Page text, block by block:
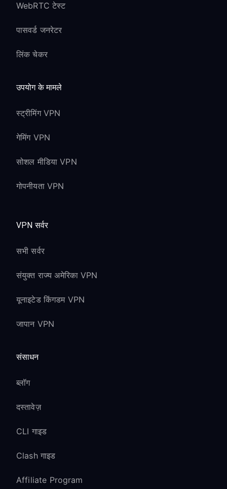
WebRTC टेस्ट
पासवर्ड जनरेटर
लिंक चेकर
उपयोग के मामले
स्ट्रीमिंग VPN
गेमिंग VPN
सोशल मीडिया VPN
गोपनीयता VPN
VPN सर्वर
सभी सर्वर
संयुक्त राज्य अमेरिका VPN
यूनाइटेड किंगडम VPN
जापान VPN
संसाधन
ब्लॉग
दस्तावेज़
CLI गाइड
Clash गाइड
Affiliate Program